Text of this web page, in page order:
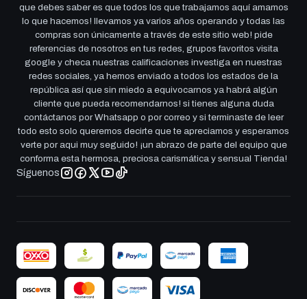
que debes saber es que todos los que trabajamos aquí amamos
lo que hacemos! llevamos ya varios años operando y todas las
compras son únicamente a través de este sitio web! pide
referencias de nosotros en tus redes, grupos favoritos visita
google y checa nuestras calificaciones investiga en nuestras
redes sociales, ya hemos enviado a todos los estados de la
república así que sin miedo a equivocarnos ya habrá algún
cliente que pueda recomendarnos! si tienes alguna duda
contáctanos por Whatsapp o por correo y si terminaste de leer
todo esto solo queremos decirte que te apreciamos y esperamos
verte por aqui muy seguido! ¡un abrazo de parte del equipo que
conforma esta hermosa, preciosa carismática y sensual Tienda!
Síguenos